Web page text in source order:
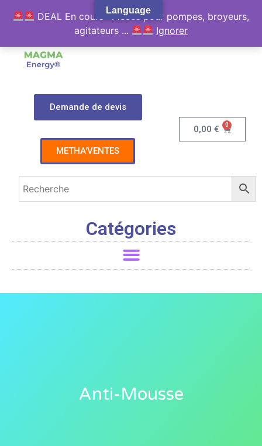
Demande de devis
METHA'VENTES
0,00€ 0
Catégories
Anti-Mousse
Language
DEAL En cours : Pièces pour pompes, broyeurs,
agitateurs ...
Ignorer